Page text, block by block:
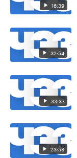
16:39
32:54
33:37
23:58